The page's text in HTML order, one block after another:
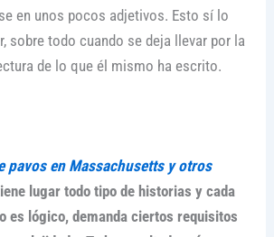
en unos pocos adjetivos. Esto sí lo
sobre todo cuando se deja llevar por la
de lo que él mismo ha escrito.
pavos en Massachusetts y otros
lugar todo tipo de historias y cada
es lógico, demanda ciertos requisitos